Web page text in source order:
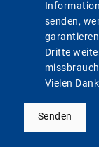
senden,
Dritte
Vielen
Senden